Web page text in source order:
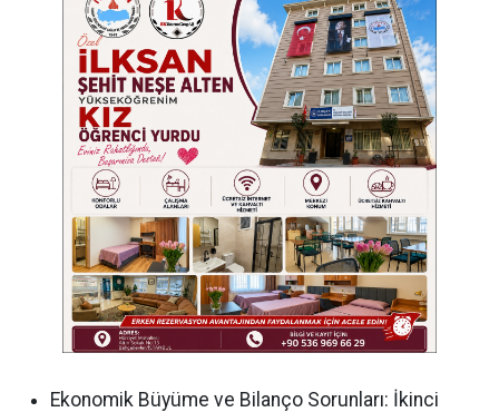
Ekonomik Büyüme ve Bilanço Sorunları: İkinci